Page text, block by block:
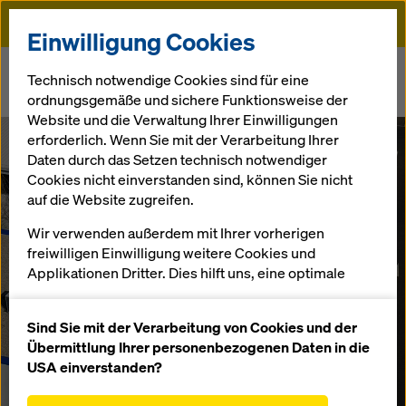
Doka
Doka | Schalung und Gerüst kaufen und mieten | Standort Dresden
Schalungs- und Gerüstlösungen kaufen und
mieten - regional für Sie da
Standort Dresden
Von der ersten Planung bis zur zuverlässigen
effizienter, besser und sicherer zu bauen.
Einwilligung Cookies
Technisch notwendige Cookies sind für eine
ordnungsgemäße und sichere Funktionsweise der
Website und die Verwaltung Ihrer Einwilligungen
erforderlich. Wenn Sie mit der Verarbeitung Ihrer
Daten durch das Setzen technisch notwendiger
Cookies nicht einverstanden sind, können Sie nicht
auf die Website zugreifen.
Wir verwenden außerdem mit Ihrer vorherigen
freiwilligen Einwilligung weitere Cookies und
Applikationen Dritter. Dies hilft uns, eine optimale
die Funktionalität unserer Website ständig zu
verbessern (Funktionale und Statistik Cookies),
Sind Sie mit der Verarbeitung von Cookies und der
Übermittlung Ihrer personenbezogenen Daten in die
USA einverstanden?